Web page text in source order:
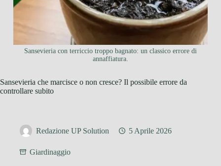
Sansevieria con terriccio troppo bagnato: un classico errore di
annaffiatura.
Sansevieria che marcisce o non cresce? Il possibile errore da
controllare subito
Redazione UP Solution 5 Aprile 2026
Giardinaggio